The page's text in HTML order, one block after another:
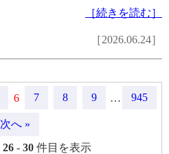
［続きを読む］
［2026.06.24］
6 7 8 9 … 945
次へ »
26- 30件目を表示